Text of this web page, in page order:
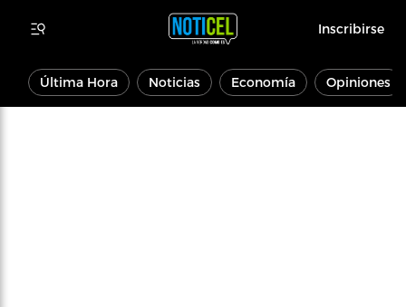
Inscribirse
Última Hora Noticias Economía Opiniones